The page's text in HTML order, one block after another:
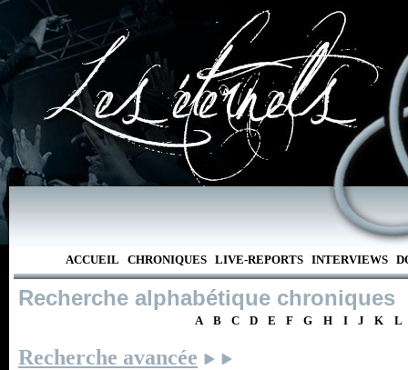
ACCUEIL CHRONIQUES LIVE-REPORTS INTERVIEWS
Recherche alphabétique chroniques
A B C D E F G H I J K L
Recherche avancée